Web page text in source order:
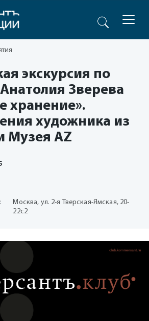
экскурсия по
Зверева
хранение».
художника из
Музея AZ
Москва, ул. 2-я Тверская-Ямская, 20-
22с2